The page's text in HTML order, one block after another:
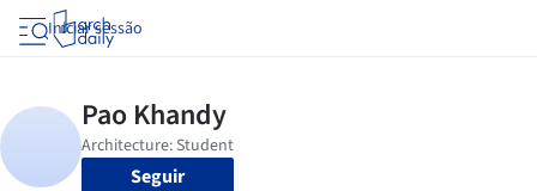
Iniciar sessão
Seguir